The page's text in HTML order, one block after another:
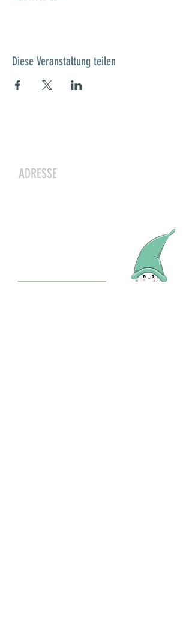
Diese Veranstaltung teilen
ADRESSE